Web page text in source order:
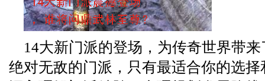
14大新门派的登场，为传奇世界带
绝对无敌的门派，只有最适合你的选